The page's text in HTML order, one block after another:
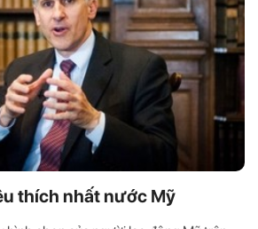
thích nhất nước Mỹ